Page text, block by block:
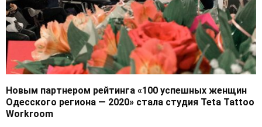
Новым партнером рейтинга «100 успешных женщин
Одесского региона — 2020» стала студия Teta Tattoo
Workroom